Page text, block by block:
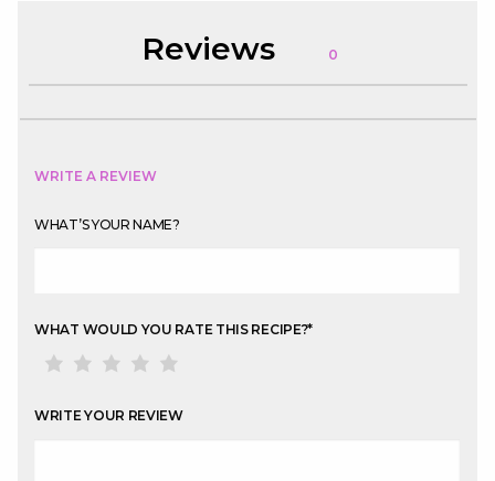
Reviews 0
WRITE A REVIEW
WHAT’S YOUR NAME?
WHAT WOULD YOU RATE THIS RECIPE?*
WRITE YOUR REVIEW